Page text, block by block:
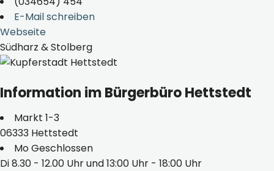
E-Mail schreiben
Webseite
Südharz & Stolberg
Information im Bürgerbüro Hettstedt
Markt 1-3
06333 Hettstedt
Mo Geschlossen
Di 8.30 - 12.00 Uhr und 13:00 Uhr - 18:00 Uhr